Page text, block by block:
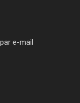
e-mail